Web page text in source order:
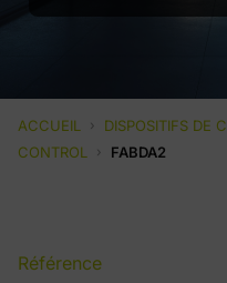
ACCUEIL › DISPOSITIFS DE
CONTROL › FABDA2
Référence